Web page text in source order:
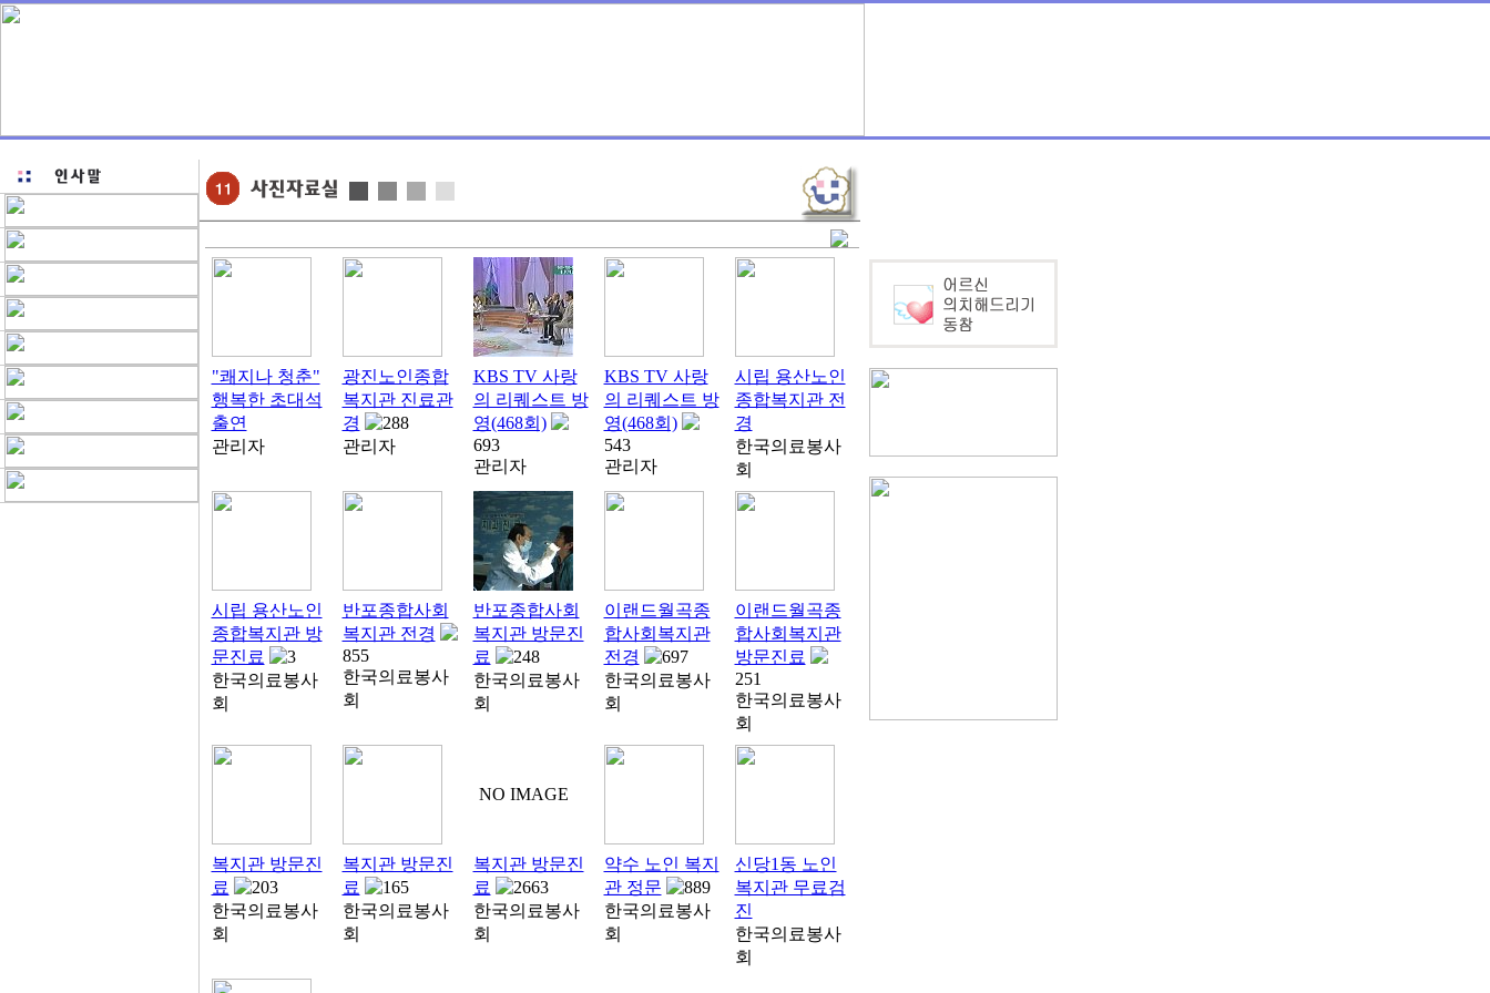
"쾌지나 청춘"
행복한 초대석
출연
관리자
광진노인종합
복지관 진료관
경
288
관리자
KBS TV 사랑
의 리퀘스트 방
영(468회)
693
관리자
KBS TV 사랑
의 리퀘스트 방
영(468회)
543
관리자
시립 용산노인
종합복지관 전
경
한국의료봉사
회
시립 용산노인
종합복지관 방
문진료
3
한국의료봉사
회
반포종합사회
복지관 전경
855
한국의료봉사
회
반포종합사회
복지관 방문진
료
248
한국의료봉사
회
이랜드월곡종
합사회복지관
전경
697
한국의료봉사
회
이랜드월곡종
합사회복지관
방문진료
251
한국의료봉사
회
복지관 방문진
료
203
한국의료봉사
회
복지관 방문진
료
165
한국의료봉사
회
NO IMAGE
복지관 방문진
료
2663
한국의료봉사
회
약수 노인 복지
관 정문
889
한국의료봉사
회
신당1동 노인
복지관 무료검
진
한국의료봉사
회